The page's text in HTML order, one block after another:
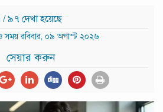
/ ৯৭ দেখা হয়েছে
সময় রবিবার, ০৯ অগাস্ট ২০২৬
সেয়ার করুন